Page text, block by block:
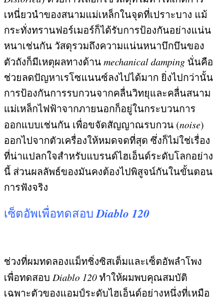
เหนี่ยวนำของสนามแม่เหล็กในจุดที่เปราะบาง แม้
กระทั่งทรานฟอร์เมอร์ก็ได้รับการป้องกันอย่างแน่น
หนาเช่นกัน วัสดุรวมถึงความแน่นหนาบึกบึนของ
ตัวถังก็มีเหตุผลทางด้านmechanical damping นั่นคือ
ช่วยลดปัญหาเรโซแนนซ์ลงไปได้มาก ยิ่งไปกว่านั้น
การป้องกันการรบกวนจากคลื่นวิทยุและคลื่นสนาม
แม่เหล็กไฟฟ้าจากภายนอกก็อยู่ในกระบวนการ
ออกแบบเช่นกัน เพื่อขจัดสัญญาณรบกวน (noise)
ออกไปจากตัวเครื่องให้หมดจดที่สุด ซึ่งก็ไม่ใช่เรื่อง
ที่น่าแปลกใจสำหรับแบรนด์ไฮเอ็นด์ระดับโลกอย่าง
นี้ ส่วนผลลัพธ์ของมันคงต้องไปพิสูจน์กันในขั้นตอน
การฟังจริง
เซ็ตอัพเพื่อทดสอบDiablo 120
ช่วงที่ผมทดลองแม็ทชิ่งซิสเต็มและเซ็ตอัพลำโพง
เพื่อทดสอบ Diablo 120ทำให้ผมพบคุณสมบัติ
เฉพาะตัวของแอมป์ระดับไฮเอ็นด์อย่างหนึ่งที่เหมือ